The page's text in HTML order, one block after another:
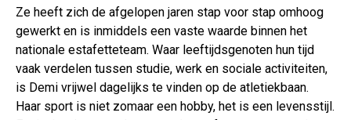
Ze heeft zich de afgelopen jaren stap voor stap omhoog
gewerkt en is inmiddels een vaste waarde binnen het
nationale estafetteteam. Waar leeftijdsgenoten hun tijd
vaak verdelen tussen studie, werk en sociale activiteiten,
is Demi vrijwel dagelijks te vinden op de atletiekbaan.
Haar sport is niet zomaar een hobby, het is een levensstijl.